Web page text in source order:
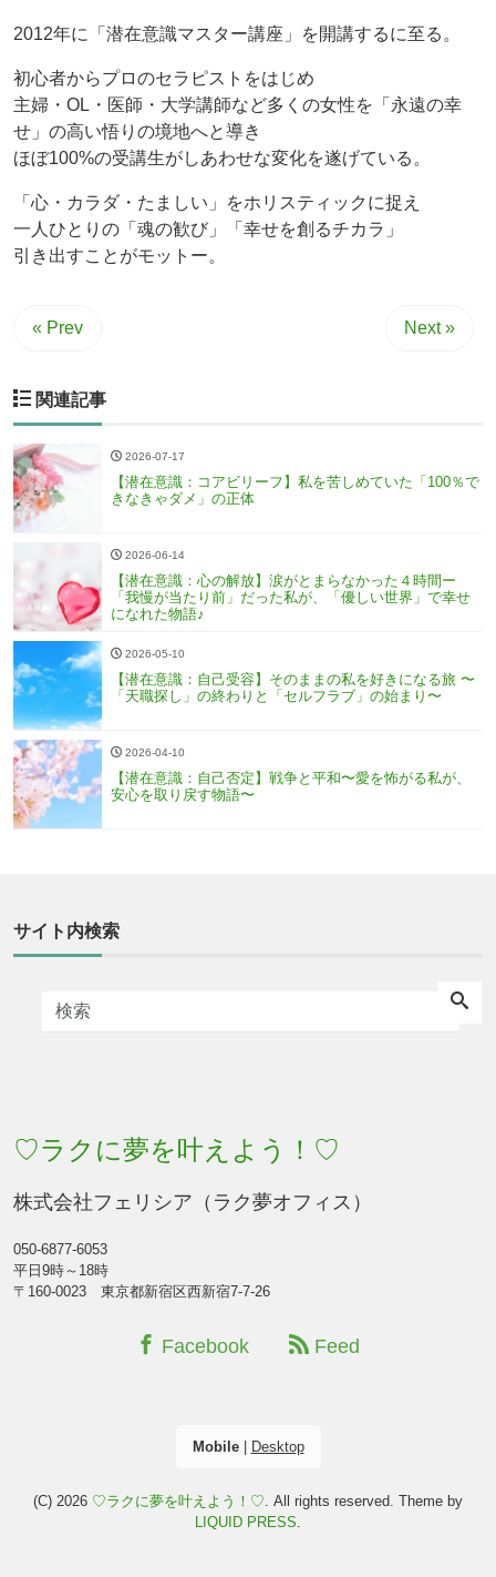
2012年に「潜在意識マスター講座」を開講するに至る。
初心者からプロのセラピストをはじめ
主婦・OL・医師・大学講師など多くの女性を「永遠の幸
せ」の高い悟りの境地へと導き
ほぼ100%の受講生がしあわせな変化を遂げている。
「心・カラダ・たましい」をホリスティックに捉え
一人ひとりの「魂の歓び」「幸せを創るチカラ」
引き出すことがモットー。
« Prev Next »
関連記事
2026-07-17
【潜在意識：コアビリーフ】私を苦しめていた「100％で
きなきゃダメ」の正体
2026-06-14
【潜在意識：心の解放】涙がとまらなかった４時間ー
「我慢が当たり前」だった私が、「優しい世界」で幸せ
になれた物語♪
2026-05-10
【潜在意識：自己受容】そのままの私を好きになる旅 〜
「天職探し」の終わりと「セルフラブ」の始まり〜
2026-04-10
【潜在意識：自己否定】戦争と平和〜愛を怖がる私が、
安心を取り戻す物語〜
サイト内検索
♡ラクに夢を叶えよう！♡
株式会社フェリシア（ラク夢オフィス）
050-6877-6053
平日9時～18時
〒160-0023 東京都新宿区西新宿7-7-26
Facebook Feed
Mobile| Desktop
(C) 2026 ♡ラクに夢を叶えよう！♡. All rights reserved. Theme by
LIQUID PRESS.